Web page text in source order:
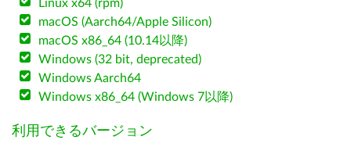
Linux x64 (rpm)
macOS (Aarch64/Apple Silicon)
macOS x86_64 (10.14以降)
Windows (32 bit, deprecated)
Windows Aarch64
Windows x86_64 (Windows 7以降)
利用できるバージョン